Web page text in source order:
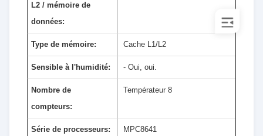
L2 / mémoire de
données:
Type de mémoire: Cache L1/L2
Sensible à l'humidité: - Oui, oui.
Nombre de
compteurs:
Températeur 8
Série de processeurs: MPC8641